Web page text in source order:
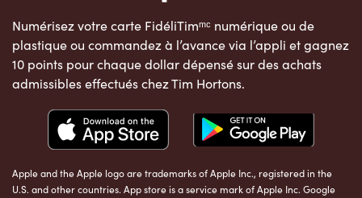
Numérisez votre carte FidéliTimᵐᶜ numérique ou de
plastique ou commandez à l’avance via l’appli et gagnez
10 points pour chaque dollar dépensé sur des achats
admissibles effectués chez Tim Hortons.
Apple and the Apple logo are trademarks of Apple Inc., registered in the
U.S. and other countries. App store is a service mark of Apple Inc. Google